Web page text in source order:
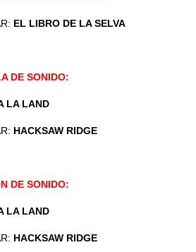
EL LIBRO DE LA SELVA
DE SONIDO:
LA LAND
HACKSAW RIDGE
DE SONIDO:
LA LAND
HACKSAW RIDGE